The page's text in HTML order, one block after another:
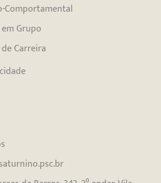
Comportamental
Grupo
Carreira